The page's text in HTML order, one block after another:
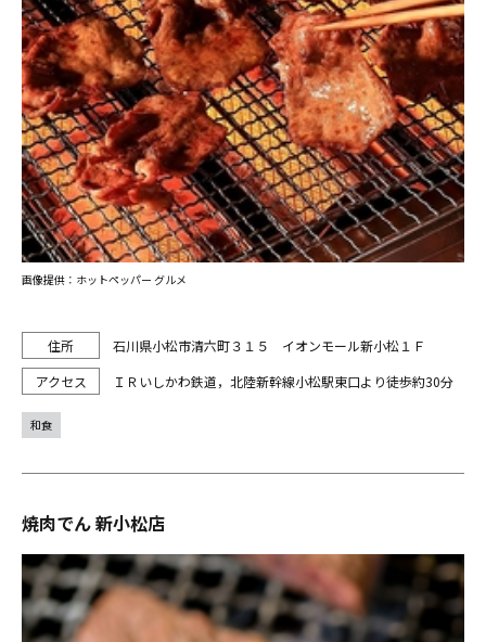
石川県小松市清六町３１５ イオンモール新小松１Ｆ
ＩＲいしかわ鉄道，北陸新幹線小松駅東口より徒歩約30分
画像提供：ホットペッパー グルメ
和食
焼肉でん 新小松店